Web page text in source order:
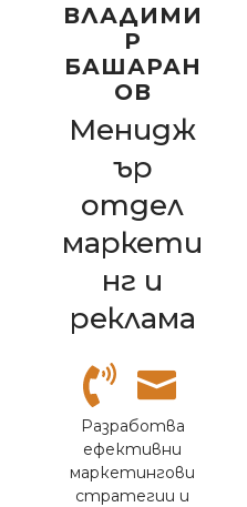
ВЛАДИМИ
Р
БАШАРАН
ОВ
Менидж
ър
отдел
маркети
нг и
реклама
Разработва
ефективни
маркетингови
стратегии и